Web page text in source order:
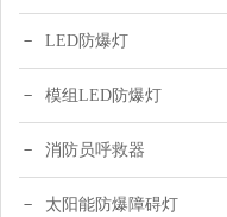
LED防爆灯
模组LED防爆灯
消防员呼救器
太阳能防爆障碍灯